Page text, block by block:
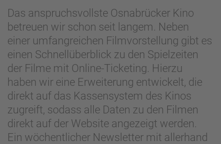
Das anspruchsvollste Osnabrücker Kino
betreuen wir schon seit langem. Neben
einer umfangreichen Filmvorstellung gibt es
einen Schnellüberblick zu den Spielzeiten
der Filme mit Online-Ticketing. Hierzu
haben wir eine Erweiterung entwickelt, die
direkt auf das Kassensystem des Kinos
zugreift, sodass alle Daten zu den Filmen
direkt auf der Website angezeigt werden.
Ein wöchentlicher Newsletter mit allerhand